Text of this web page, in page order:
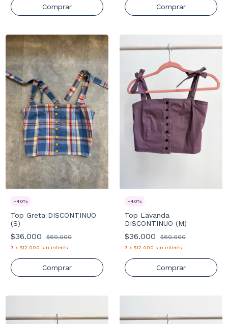
Comprar Comprar
-40%
Top Greta DISCONTINUO
(S)
$36.000 $60.000
3 x $12.000 sin interés
Comprar
-40%
Top Lavanda
DISCONTINUO (M)
$36.000 $60.000
3 x $12.000 sin interés
Comprar